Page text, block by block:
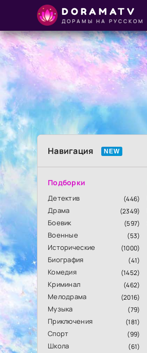
DORAMATV
ДОРАМЫ НА РУССКОМ
Навигация
Подборки
Детектив (446)
Драма (2349)
Боевик (597)
Военные (53)
Исторические (1000)
Биография (41)
Комедия (1452)
Криминал (462)
Мелодрама (2016)
Музыка (79)
Приключения (181)
Спорт (99)
Школа (61)